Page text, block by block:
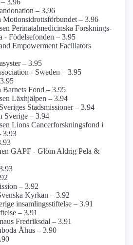
3.96
– 3.96
Motionsidrottsförbundet – 3.96
Perinatal­medicinska Forsknings­
- Födelsefonden – 3.95
Empowerment Faciliators
– 3.95
- Sweden – 3.95
Fond – 3.95
Läxhjälpen – 3.94
Stadsmissioner – 3.94
Sverige – 3.94
Lions Cancerforsknings­fond i
3.93
GAPF - Glöm Aldrig Pela &
– 3.92
Kyrkan – 3.92
insamlings­stiftelse – 3.91
– 3.91
Fredriksdal – 3.91
Åhus – 3.90